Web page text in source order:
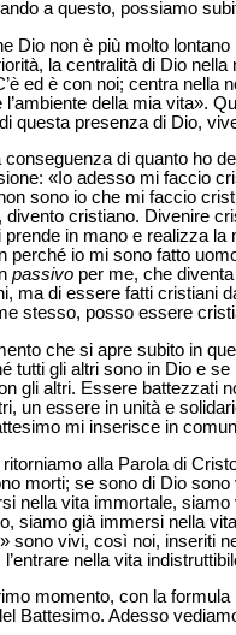
a questo, possiamo
Dio non è più molto
la centralità di Dio
ed è con noi; centra
l’ambiente della mia vita».
questa presenza di Dio,
conseguenza di quanto ho
«Io adesso mi faccio
sono io che mi faccio
divento cristiano. Divenire
prende in mano e realizza
perché io mi sono fatto
passivo per me, che
ma di essere fatti cristiani
stesso, posso essere
che si apre subito in
tutti gli altri sono in Dio e
gli altri. Essere battezzati
un essere in unità e
mi inserisce in
alla Parola di
morti; se sono di Dio
nella vita immortale,
siamo già immersi nella
sono vivi, così noi, inseriti
nella vita
momento, con la formula
Battesimo. Adesso